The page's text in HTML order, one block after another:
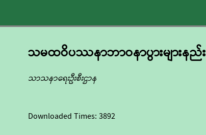
သမထဝိပဿနာဘာဝနာပွားများနည်း
သာသနာရေးဦးစီးဌာန
Downloaded Times: 3892